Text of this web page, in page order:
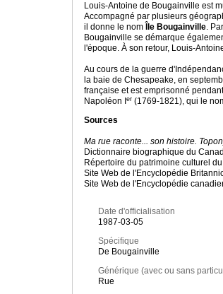
Louis-Antoine de Bougainville est
Accompagné par plusieurs
il donne le nom
Île Bougainville.
Bougainville se démarque
l'époque. À son retour, Louis-
Au cours de la guerre
la baie de Chesapeake, en
française et est emprisonné
Napoléon I
er (1769-1821), qui le
Sources
Ma rue raconte... son histoire.
Dictionnaire biographique du
Répertoire du patrimoine culturel
Site Web de l'Encyclopédie
Site Web de l'Encyclopédie
Date d'officialisation
1987-03-05
Spécifique
De Bougainville
Générique (avec ou sans
Rue